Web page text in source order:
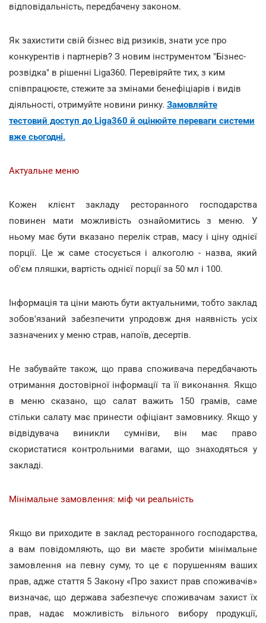
відповідальність, передбачену законом.
Як захистити свій бізнес від ризиків, знати усе про
конкурентів і партнерів? З новим інструментом "Бізнес-
розвідка" в рішенні Liga360. Перевіряйте тих, з ким
співпрацюєте, стежите за змінами бенефіціарів і видів
діяльності, отримуйте новини ринку. Замовляйте
тестовий доступ до Liga360 й оцінюйте переваги системи
вже сьогодні.
Актуальне меню
Кожен клієнт закладу ресторанного господарства
повинен мати можливість ознайомитись з меню. У
ньому має бути вказано перелік страв, масу і ціну однієї
порції. Це ж саме стосується і алкоголю - назва, який
об'єм пляшки, вартість однієї порції за 50 мл і 100.
Інформація та ціни мають бути актуальними, тобто заклад
зобов'язаний забезпечити упродовж дня наявність усіх
зазначених у меню страв, напоїв, десертів.
Не забувайте також, що права споживача передбачають
отримання достовірної інформації та її виконання. Якщо
в меню сказано, що салат важить 150 грамів, саме
стільки салату має принести офіціант замовнику. Якщо у
відвідувача виникли сумніви, він має право
скористатися контрольними вагами, що знаходяться у
закладі.
Мінімальне замовлення: міф чи реальність
Якщо ви приходите в заклад ресторанного господарства,
а вам повідомляють, що ви маєте зробити мінімальне
замовлення на певну суму, то це є порушенням ваших
прав, адже стаття 5 Закону «Про захист прав споживачів»
визначає, що держава забезпечує споживачам захист їх
прав, надає можливість вільного вибору продукції,